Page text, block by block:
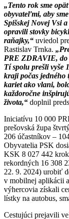
„Tento rok sme
obyvateľmi, aby
Spišskej Novej Vsi
opravili stovky
raňajky,“ uviedol
Rastislav Trnka.
PRE ZDRAVIE, do
Tí spolu prešli vyše
kraji počas jedného
kariet ako vlani,
každoročne
života,“ doplnil
Iniciatívu 10 000
prešovská župa
206 účastníkov –
Obyvatelia PSK
KSK 8 027 442
rekordných 16 308
22. 9. 2024) urobiť
v mobilnej aplikácii
výhercovia získali
lístky na autobus,
Cestujúci prejavili